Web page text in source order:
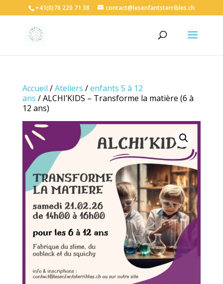
+41(0)78 220 71 38 contact@lesenfantsterribles.ch
Accueil /Ateliers /enfants 5 à 12
ans / ALCHI’KIDS – Transforme la matière (6 à
12 ans)